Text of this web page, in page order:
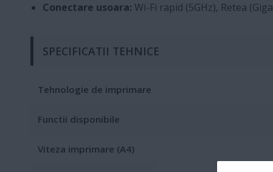
Conectare usoara: Wi-Fi rapid (5GHz), Retea
SPECIFICATII TEHNICE
Tehnologie de imprimare
Functii disponibile
Viteza imprimare (A4)